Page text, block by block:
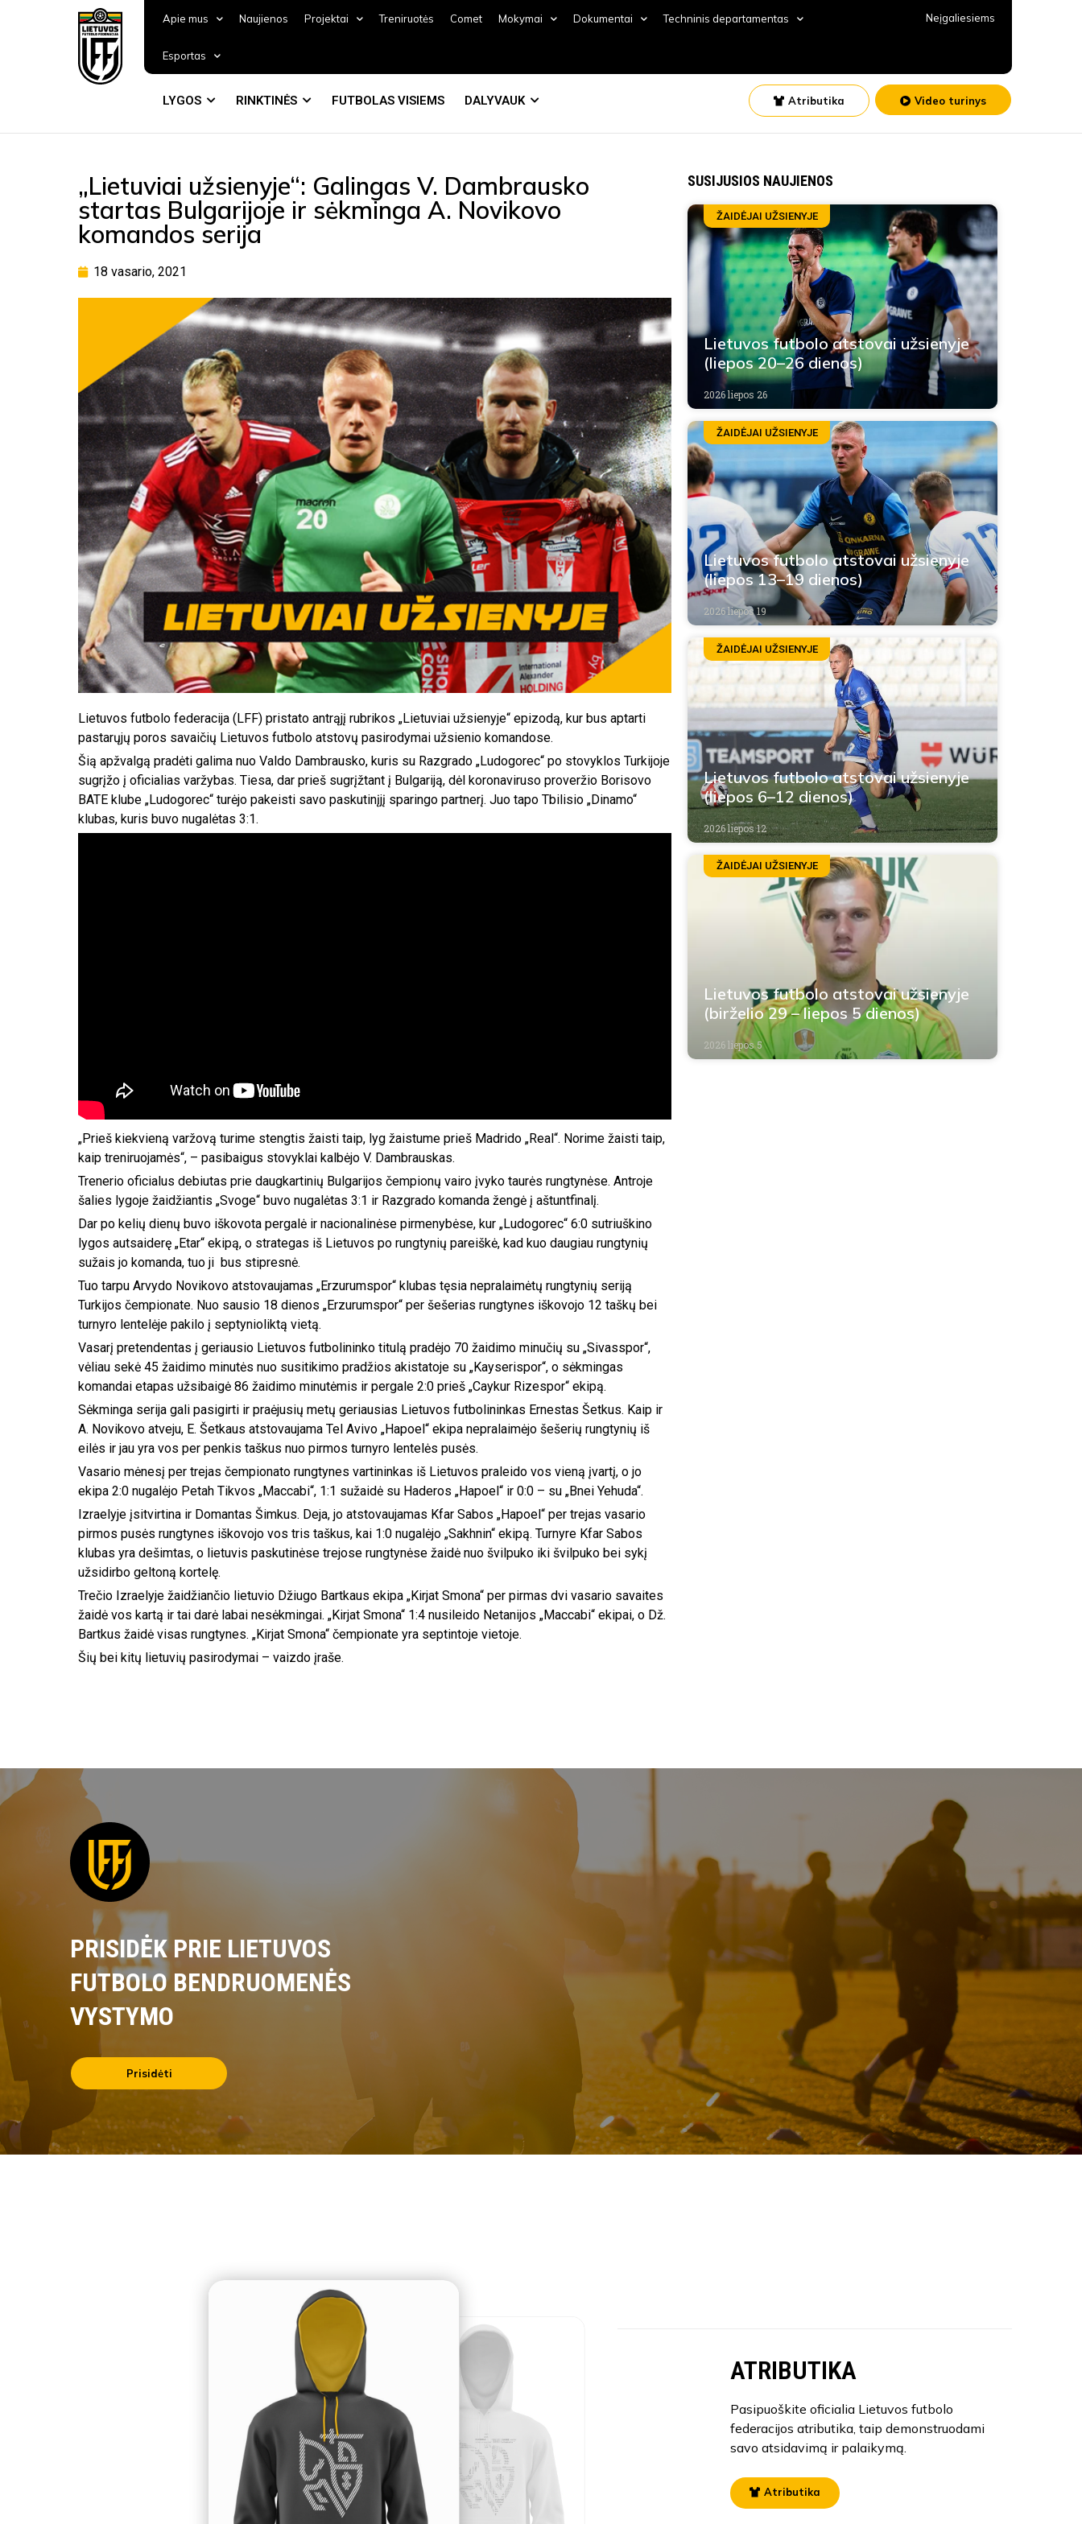
Apie mus Naujienos Projektai Treniruotės Comet Mokymai Dokumentai Techninis departamentas
Esportas
Neįgaliesiems
LYGOS RINKTINĖS FUTBOLAS VISIEMS DALYVAUK Atributika Video turinys
„Lietuviai užsienyje“: Galingas V. Dambrausko
startas Bulgarijoje ir sėkminga A. Novikovo
komandos serija
18 vasario, 2021
Lietuvos futbolo federacija (LFF) pristato antrąjį rubrikos „Lietuviai užsienyje“ epizodą, kur bus aptarti
pastarųjų poros savaičių Lietuvos futbolo atstovų pasirodymai užsienio komandose.
Šią apžvalgą pradėti galima nuo Valdo Dambrausko, kuris su Razgrado „Ludogorec“ po stovyklos Turkijoje
sugrįžo į oficialias varžybas. Tiesa, dar prieš sugrįžtant į Bulgariją, dėl koronaviruso proveržio Borisovo
BATE klube „Ludogorec“ turėjo pakeisti savo paskutinįjį sparingo partnerį. Juo tapo Tbilisio „Dinamo“
klubas, kuris buvo nugalėtas 3:1.
„Prieš kiekvieną varžovą turime stengtis žaisti taip, lyg žaistume prieš Madrido „Real“. Norime žaisti taip,
kaip treniruojamės“, – pasibaigus stovyklai kalbėjo V. Dambrauskas.
Trenerio oficialus debiutas prie daugkartinių Bulgarijos čempionų vairo įvyko taurės rungtynėse. Antroje
šalies lygoje žaidžiantis „Svoge“ buvo nugalėtas 3:1 ir Razgrado komanda žengė į aštuntfinalį.
Dar po kelių dienų buvo iškovota pergalė ir nacionalinėse pirmenybėse, kur „Ludogorec“ 6:0 sutriuškino
lygos autsaiderę „Etar“ ekipą, o strategas iš Lietuvos po rungtynių pareiškė, kad kuo daugiau rungtynių
sužais jo komanda, tuo ji bus stipresnė.
Tuo tarpu Arvydo Novikovo atstovaujamas „Erzurumspor“ klubas tęsia nepralaimėtų rungtynių seriją
Turkijos čempionate. Nuo sausio 18 dienos „Erzurumspor“ per šešerias rungtynes iškovojo 12 taškų bei
turnyro lentelėje pakilo į septynioliktą vietą.
Vasarį pretendentas į geriausio Lietuvos futbolininko titulą pradėjo 70 žaidimo minučių su „Sivasspor“,
vėliau sekė 45 žaidimo minutės nuo susitikimo pradžios akistatoje su „Kayserispor“, o sėkmingas
komandai etapas užsibaigė 86 žaidimo minutėmis ir pergale 2:0 prieš „Caykur Rizespor“ ekipą.
Sėkminga serija gali pasigirti ir praėjusių metų geriausias Lietuvos futbolininkas Ernestas Šetkus. Kaip ir
A. Novikovo atveju, E. Šetkaus atstovaujama Tel Avivo „Hapoel“ ekipa nepralaimėjo šešerių rungtynių iš
eilės ir jau yra vos per penkis taškus nuo pirmos turnyro lentelės pusės.
Vasario mėnesį per trejas čempionato rungtynes vartininkas iš Lietuvos praleido vos vieną įvartį, o jo
ekipa 2:0 nugalėjo Petah Tikvos „Maccabi“, 1:1 sužaidė su Haderos „Hapoel“ ir 0:0 – su „Bnei Yehuda“.
Izraelyje įsitvirtina ir Domantas Šimkus. Deja, jo atstovaujamas Kfar Sabos „Hapoel“ per trejas vasario
pirmos pusės rungtynes iškovojo vos tris taškus, kai 1:0 nugalėjo „Sakhnin“ ekipą. Turnyre Kfar Sabos
klubas yra dešimtas, o lietuvis paskutinėse trejose rungtynėse žaidė nuo švilpuko iki švilpuko bei sykį
užsidirbo geltoną kortelę.
Trečio Izraelyje žaidžiančio lietuvio Džiugo Bartkaus ekipa „Kirjat Smona“ per pirmas dvi vasario savaites
žaidė vos kartą ir tai darė labai nesėkmingai. „Kirjat Smona“ 1:4 nusileido Netanijos „Maccabi“ ekipai, o Dž.
Bartkus žaidė visas rungtynes. „Kirjat Smona“ čempionate yra septintoje vietoje.
Šių bei kitų lietuvių pasirodymai – vaizdo įraše.
SUSIJUSIOS NAUJIENOS
ŽAIDĖJAI UŽSIENYJE
Lietuvos futbolo atstovai užsienyje
(liepos 20–26 dienos)
2026 liepos 26
ŽAIDĖJAI UŽSIENYJE
Lietuvos futbolo atstovai užsienyje
(liepos 13–19 dienos)
2026 liepos 19
ŽAIDĖJAI UŽSIENYJE
Lietuvos futbolo atstovai užsienyje
(liepos 6–12 dienos)
2026 liepos 12
ŽAIDĖJAI UŽSIENYJE
Lietuvos futbolo atstovai užsienyje
(birželio 29 – liepos 5 dienos)
2026 liepos 5
PRISIDĖK PRIE LIETUVOS
FUTBOLO BENDRUOMENĖS
VYSTYMO
Prisidėti
ATRIBUTIKA
Pasipuoškite oficialia Lietuvos futbolo
federacijos atributika, taip demonstruodami
savo atsidavimą ir palaikymą.
Atributika